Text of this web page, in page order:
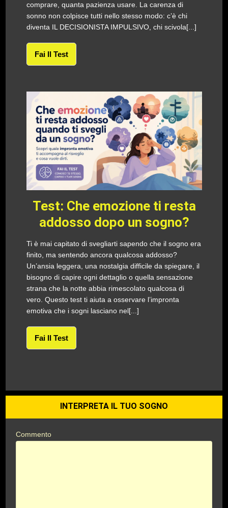
comprare, quanta pazienza usare. La carenza di
sonno non colpisce tutti nello stesso modo: c’è chi
diventa IL DECISIONISTA IMPULSIVO, chi scivola[...]
Fai Il Test
Test: Che emozione ti resta
addosso dopo un sogno?
Ti è mai capitato di svegliarti sapendo che il sogno era
finito, ma sentendo ancora qualcosa addosso?
Un’ansia leggera, una nostalgia difficile da spiegare, il
bisogno di capire ogni dettaglio o quella sensazione
strana che la notte abbia rimescolato qualcosa di
vero. Questo test ti aiuta a osservare l’impronta
emotiva che i sogni lasciano nel[...]
Fai Il Test
INTERPRETA IL TUO SOGNO
Commento